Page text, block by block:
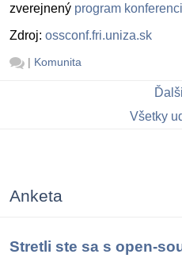
zverejnený program
Zdroj: ossconf.fri.uniza.sk
| Komunita
Všetky
Anketa
Stretli ste sa s open-